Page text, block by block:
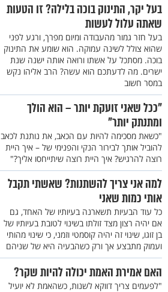
בעל יקר, התינוק בוכה בלילה? זו הטעות
שאתה עלול לעשות
בעל חזר גמור מהעבודה ומיום מפרך, ורגע לפני
שהוא צולל לשינה עמוקה. הוא שומע את התינוק
בוכה. מסתכל על אשתו ורואה אותה ישנה שנת
ישרים. מה לדעתכם הוא עשה? הרב אליהו נקש
במסר חשוב
"ככל שאני זועקת יותר – הוא הולך
ומתנתק יותר"
"כשאת מסכימה להיות עם הכאב, את נותנת לכאב
להוביל אותך לבירור הנקי והפנימי של – איך היית
רוצה להרגיש? איך היית רוצה שיתייחסו אליך?"
למה אני צריך להשתנות? שאשתי תקבל
אותי כמות שאני
כל עוד הבעיות תשארנה בעיותיו של האחד, גם
אם יהיה רצון מצד זולתו בשינוי לטובת בעיותיו של
בן זוגו, שינוי זה יהיה קוסמטי וזמני, כי שינוי מהותי
ועמוק מתבצע אך ורק כשהבעיה היא של שניהם
האם אמירת האמת יכולה להיות שקר?
"לפעמים צריך דווקא לשנות, כשהאמת לא יועיל